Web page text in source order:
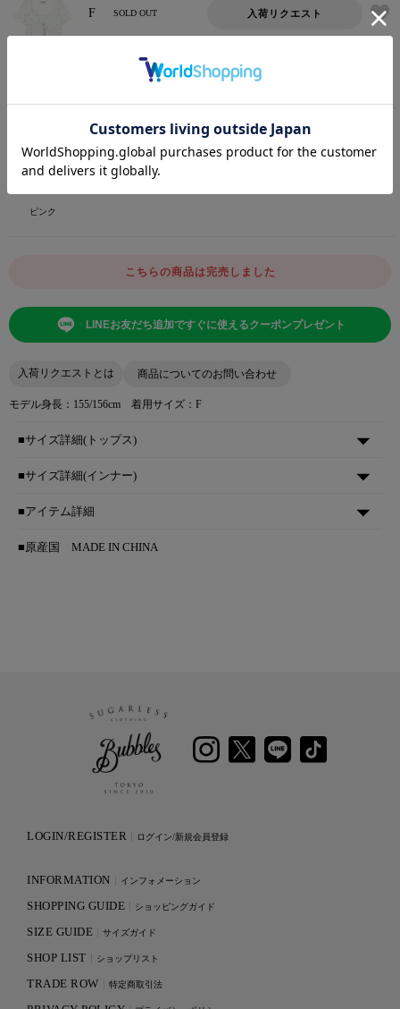
F SOLD OUT 入荷リクエスト
ピンク
こちらの商品は完売しました
LINEお友だち追加ですぐに使えるクーポンプレゼント
入荷リクエストとは 商品についてのお問い合わせ
モデル身長：155/156cm 着用サイズ：F
■サイズ詳細(トップス)
■サイズ詳細(インナー)
■アイテム詳細
■原産国 MADE IN CHINA
LOGIN/REGISTER ログイン/新規会員登録
INFORMATION インフォメーション
SHOPPING GUIDE ショッピングガイド
SIZE GUIDE サイズガイド
SHOP LIST ショップリスト
TRADE ROW 特定商取引法